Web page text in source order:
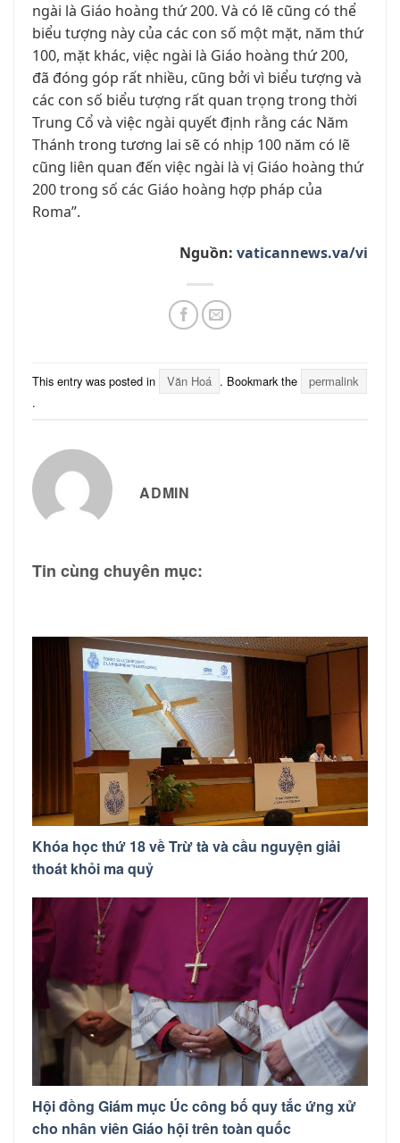
ngài là Giáo hoàng thứ 200. Và có lẽ cũng có thể
biểu tượng này của các con số một mặt, năm thứ
100, mặt khác, việc ngài là Giáo hoàng thứ 200,
đã đóng góp rất nhiều, cũng bởi vì biểu tượng và
các con số biểu tượng rất quan trọng trong thời
Trung Cổ và việc ngài quyết định rằng các Năm
Thánh trong tương lai sẽ có nhịp 100 năm có lẽ
cũng liên quan đến việc ngài là vị Giáo hoàng thứ
200 trong số các Giáo hoàng hợp pháp của
Roma”.
Nguồn: vaticannews.va/vi
This entry was posted in Văn Hoá . Bookmark the
permalink
.
ADMIN
Tin cùng chuyên mục:
Khóa học thứ 18 về Trừ tà và cầu nguyện giải
thoát khỏi ma quỷ
Hội đồng Giám mục Úc công bố quy tắc ứng xử
cho nhân viên Giáo hội trên toàn quốc